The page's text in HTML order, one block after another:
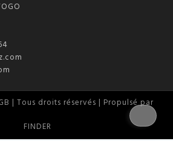
| Tous droits réservés | Propulsé par
FINDER